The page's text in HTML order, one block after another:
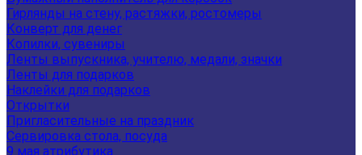
Гирлянды на стену, растяжки, ростомеры
Конверт для денег
Копилки, сувениры
Ленты выпускника, учителю, медали, значки
Ленты для подарков
Наклейки для подарков
Открытки
Пригласительные на праздник
Сервировка стола, посуда
9 мая атрибутика